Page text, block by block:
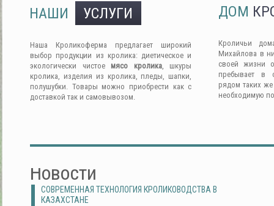
НАШИ УСЛУГИ
Наша Кроликоферма предлагает широкий
выбор продукции из кролика: диетическое и
экологически чистое мясо кролика, шкуры
кролика, изделия из кролика, пледы, шапки,
полушубки. Товары можно приобрести как с
доставкой так и самовывозом.
ДОМ
Кроличьи
Михайлова в
своей жизни
пребывает в
рядом таких
необходимую
Новости
СОВРЕМЕННАЯ ТЕХНОЛОГИЯ КРОЛИКОВОДСТВА В
КАЗАХСТАНЕ